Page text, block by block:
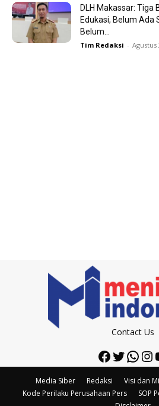
DLH Makassar: Tiga
Edukasi, Belum Ada
Belum...
Tim Redaksi - Agustus
Contact Us
Facebook
Media Siber Redaksi Visi dan
Kode Perilaku Perusahaan Pers
SOP